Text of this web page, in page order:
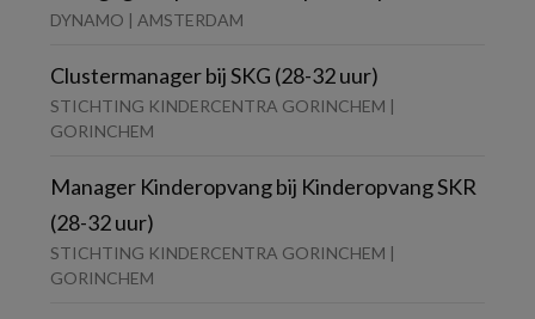
DYNAMO | AMSTERDAM
Clustermanager bij SKG (28-32 uur)
STICHTING KINDERCENTRA GORINCHEM |
GORINCHEM
Manager Kinderopvang bij Kinderopvang SKR
(28-32 uur)
STICHTING KINDERCENTRA GORINCHEM |
GORINCHEM